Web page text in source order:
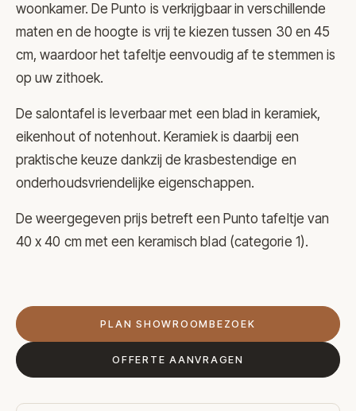
woonkamer. De Punto is verkrijgbaar in verschillende
maten en de hoogte is vrij te kiezen tussen 30 en 45
cm, waardoor het tafeltje eenvoudig af te stemmen is
op uw zithoek.
De salontafel is leverbaar met een blad in keramiek,
eikenhout of notenhout. Keramiek is daarbij een
praktische keuze dankzij de krasbestendige en
onderhoudsvriendelijke eigenschappen.
De weergegeven prijs betreft een Punto tafeltje van
40 x 40 cm met een keramisch blad (categorie 1).
PLAN SHOWROOMBEZOEK
OFFERTE AANVRAGEN